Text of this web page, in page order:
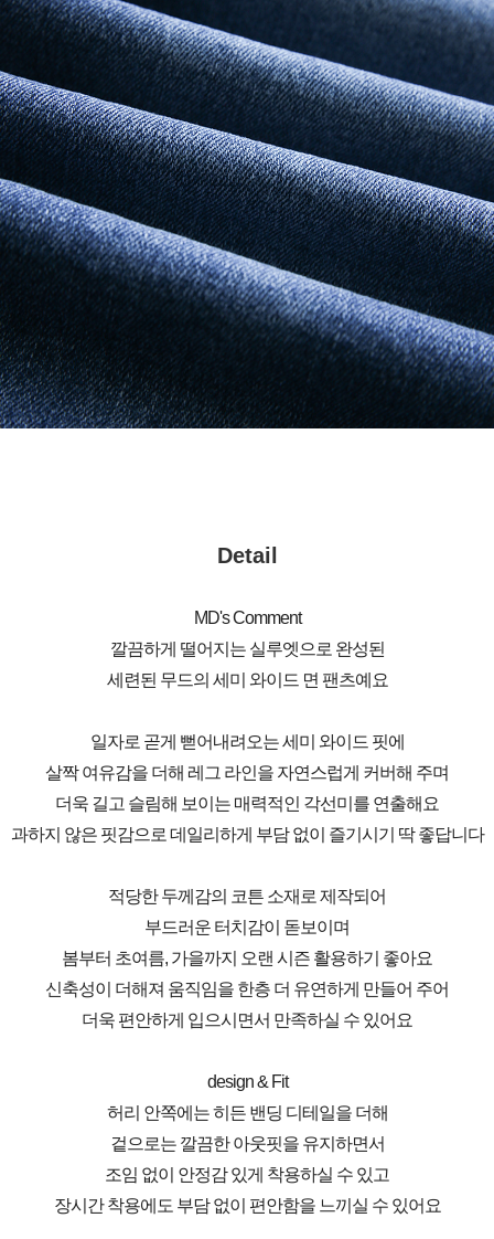
Detail
MD's Comment
깔끔하게 떨어지는 실루엣으로 완성된
세련된 무드의 세미 와이드 면 팬츠예요
일자로 곧게 뻗어내려오는 세미 와이드 핏에
살짝 여유감을 더해 레그 라인을 자연스럽게 커버해 주며
더욱 길고 슬림해 보이는 매력적인 각선미를 연출해요
과하지 않은 핏감으로 데일리하게 부담 없이 즐기시기 딱 좋답니다
적당한 두께감의 코튼 소재로 제작되어
부드러운 터치감이 돋보이며
봄부터 초여름, 가을까지 오랜 시즌 활용하기 좋아요
신축성이 더해져 움직임을 한층 더 유연하게 만들어 주어
더욱 편안하게 입으시면서 만족하실 수 있어요
design & Fit
허리 안쪽에는 히든 밴딩 디테일을 더해
겉으로는 깔끔한 아웃핏을 유지하면서
조임 없이 안정감 있게 착용하실 수 있고
장시간 착용에도 부담 없이 편안함을 느끼실 수 있어요